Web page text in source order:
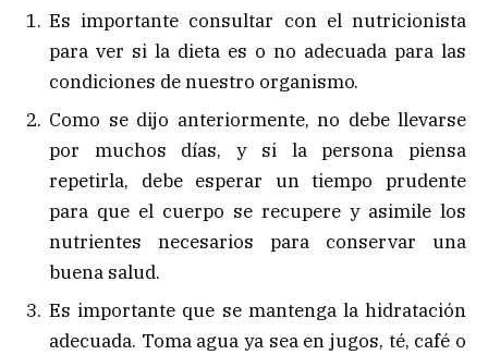
Es importante consultar con el nutricionista
para ver si la dieta es o no adecuada para las
condiciones de nuestro organismo.
Como se dijo anteriormente, no debe llevarse
por muchos días, y si la persona piensa
repetirla, debe esperar un tiempo prudente
para que el cuerpo se recupere y asimile los
nutrientes necesarios para conservar una
buena salud.
Es importante que se mantenga la hidratación
adecuada. Toma agua ya sea en jugos, té, café o